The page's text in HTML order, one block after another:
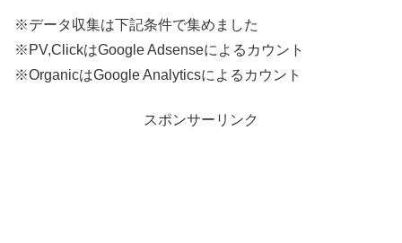
※データ収集は下記条件で集めました
※PV,ClickはGoogle Adsenseによるカウント
※OrganicはGoogle Analyticsによるカウント
スポンサーリンク